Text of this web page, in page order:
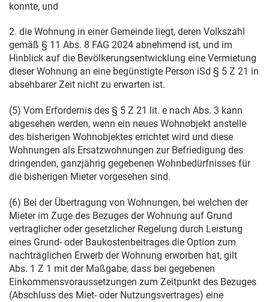
konnte, und
2. die Wohnung in einer Gemeinde liegt, deren Volkszahl
gemäß § 11 Abs. 8 FAG 2024 abnehmend ist, und im
Hinblick auf die Bevölkerungsentwicklung eine Vermietung
dieser Wohnung an eine begünstigte Person iSd § 5 Z 21 in
absehbarer Zeit nicht zu erwarten ist.
(5) Vom Erfordernis des § 5 Z 21 lit. e nach Abs. 3 kann
abgesehen werden, wenn ein neues Wohnobjekt anstelle
des bisherigen Wohnobjektes errichtet wird und diese
Wohnungen als Ersatzwohnungen zur Befriedigung des
dringenden, ganzjährig gegebenen Wohnbedürfnisses für
die bisherigen Mieter vorgesehen sind.
(6) Bei der Übertragung von Wohnungen, bei welchen der
Mieter im Zuge des Bezuges der Wohnung auf Grund
vertraglicher oder gesetzlicher Regelung durch Leistung
eines Grund- oder Baukostenbeitrages die Option zum
nachträglichen Erwerb der Wohnung erworben hat, gilt
Abs. 1 Z 1 mit der Maßgabe, dass bei gegebenen
Einkommensvoraussetzungen zum Zeitpunkt des Bezuges
(Abschluss des Miet- oder Nutzungsvertrages) eine